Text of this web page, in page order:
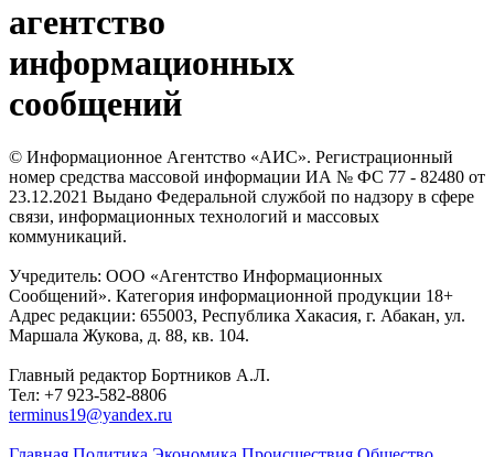
агентство
информационных
сообщений
© Информационное Агентство «АИС». Регистрационный
номер средства массовой информации ИА № ФС 77 - 82480 от
23.12.2021 Выдано Федеральной службой по надзору в сфере
связи, информационных технологий и массовых
коммуникаций.
Учредитель: ООО «Агентство Информационных
Сообщений». Категория информационной продукции 18+
Адрес редакции: 655003, Республика Хакасия, г. Абакан, ул.
Маршала Жукова, д. 88, кв. 104.
Главный редактор Бортников А.Л.
Тел: +7 923-582-8806
terminus19@yandex.ru